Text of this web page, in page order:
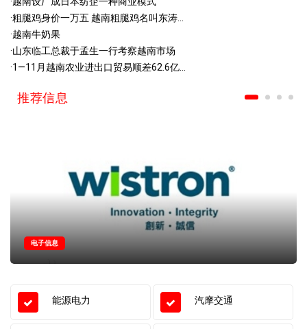
·粗腿鸡身价一万五 越南粗腿鸡名叫东涛...
·越南牛奶果
·山东临工总裁于孟生一行考察越南市场
·1—11月越南农业进出口贸易顺差62.6亿...
推荐信息
电子信息
能源电力 汽摩交通